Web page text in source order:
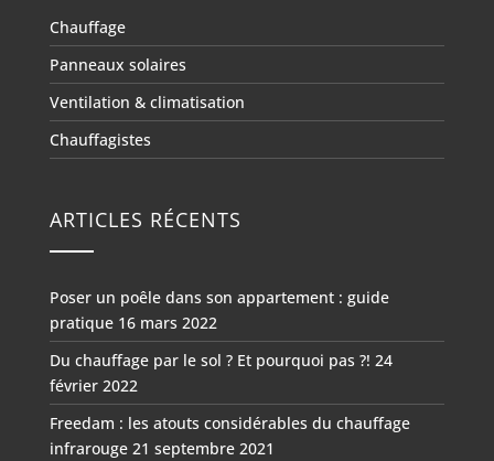
Chauffage
Panneaux solaires
Ventilation & climatisation
Chauffagistes
ARTICLES RÉCENTS
Poser un poêle dans son appartement : guide
pratique 16 mars 2022
Du chauffage par le sol ? Et pourquoi pas ?! 24
février 2022
Freedam : les atouts considérables du chauffage
infrarouge 21 septembre 2021